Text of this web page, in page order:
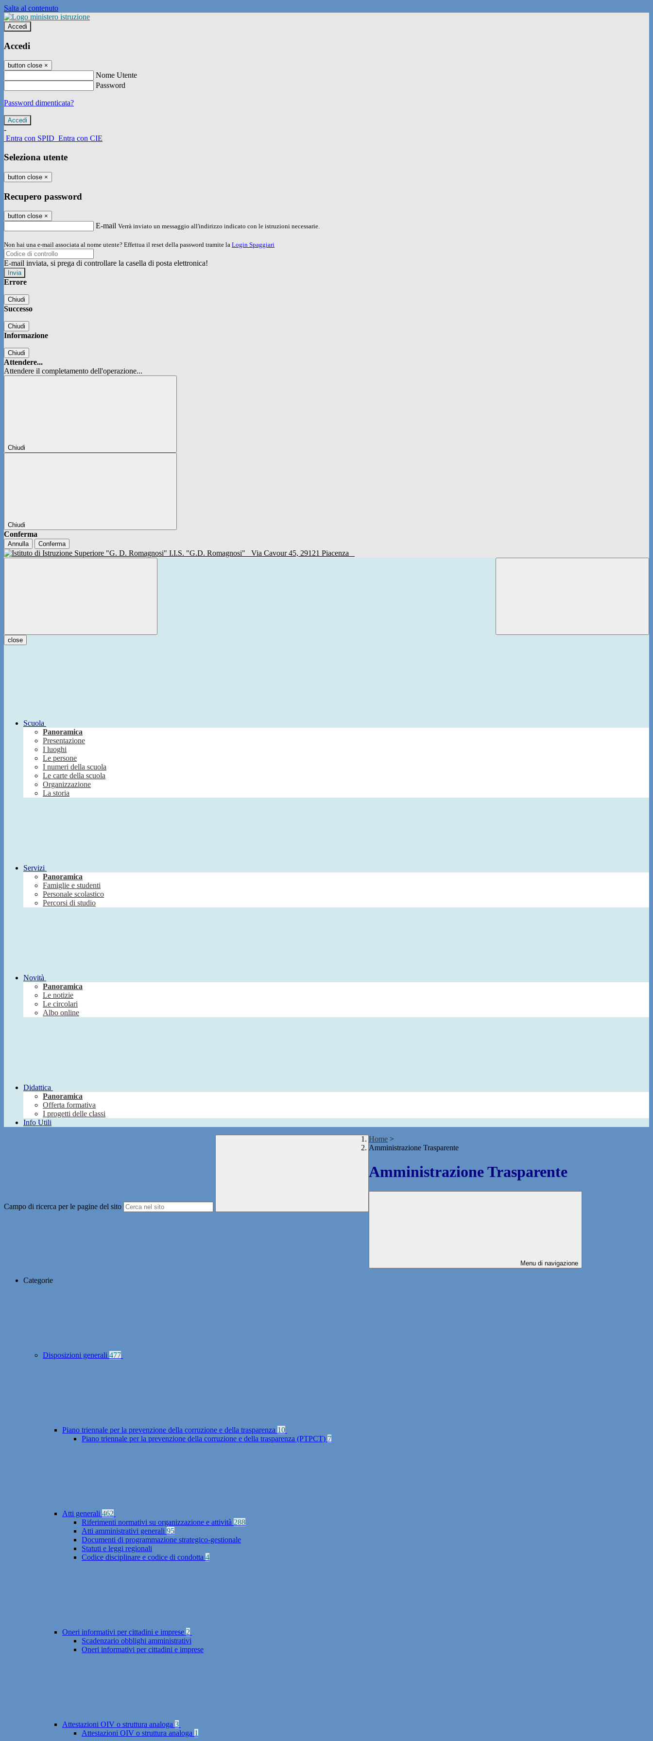
Salta al contenuto
Accedi
Accedi
button close ×
Nome Utente
Password
Password dimenticata?
-
Entra con SPID Entra con CIE
Seleziona utente
button close ×
Recupero password
button close ×
E-mail Verrà inviato un messaggio all'indirizzo indicato con le istruzioni necessarie.
Non hai una e-mail associata al nome utente? Effettua il reset della password tramite la Login Spaggiari
E-mail inviata, si prega di controllare la casella di posta elettronica!
Errore
Chiudi
Successo
Chiudi
Informazione
Chiudi
Attendere...
Attendere il completamento dell'operazione...
Chiudi
Chiudi
Conferma
Annulla Conferma
I.I.S. "G.D. Romagnosi" Via Cavour 45, 29121 Piacenza
close
Scuola
Panoramica
Presentazione
I luoghi
Le persone
I numeri della scuola
Le carte della scuola
Organizzazione
La storia
Servizi
Panoramica
Famiglie e studenti
Personale scolastico
Percorsi di studio
Novità
Panoramica
Le notizie
Le circolari
Albo online
Didattica
Panoramica
Offerta formativa
I progetti delle classi
Info Utili
Campo di ricerca per le pagine del sito
Home >
Amministrazione Trasparente
Amministrazione Trasparente
Menu di navigazione
Categorie
Disposizioni generali 477
Piano triennale per la prevenzione della corruzione e della trasparenza 10
Piano triennale per la prevenzione della corruzione e della trasparenza (PTPCT) 7
Atti generali 462
Riferimenti normativi su organizzazione e attività 288
Atti amministrativi generali 95
Documenti di programmazione strategico-gestionale
Statuti e leggi regionali
Codice disciplinare e codice di condotta 4
Oneri informativi per cittadini e imprese 2
Scadenzario obblighi amministrativi
Oneri informativi per cittadini e imprese
Attestazioni OIV o struttura analoga 3
Attestazioni OIV o struttura analoga 1